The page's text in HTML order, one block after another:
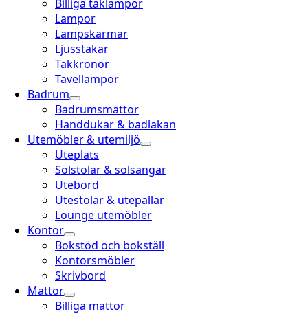
Billiga taklampor
Lampor
Lampskärmar
Ljusstakar
Takkronor
Tavellampor
Badrum
Badrumsmattor
Handdukar & badlakan
Utemöbler & utemiljö
Uteplats
Solstolar & solsängar
Utebord
Utestolar & utepallar
Lounge utemöbler
Kontor
Bokstöd och bokställ
Kontorsmöbler
Skrivbord
Mattor
Billiga mattor